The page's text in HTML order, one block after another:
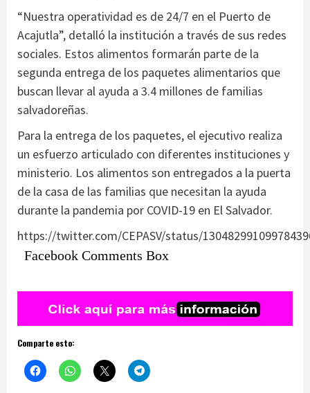
“Nuestra operatividad es de 24/7 en el Puerto de
Acajutla”, detalló la institución a través de sus redes
sociales. Estos alimentos formarán parte de la
segunda entrega de los paquetes alimentarios que
buscan llevar al ayuda a 3.4 millones de familias
salvadoreñas.
Para la entrega de los paquetes, el ejecutivo realiza
un esfuerzo articulado con diferentes instituciones y
ministerio. Los alimentos son entregados a la puerta
de la casa de las familias que necesitan la ayuda
durante la pandemia por COVID-19 en El Salvador.
https://twitter.com/CEPASV/status/
Facebook Comments Box
Comparte esto: